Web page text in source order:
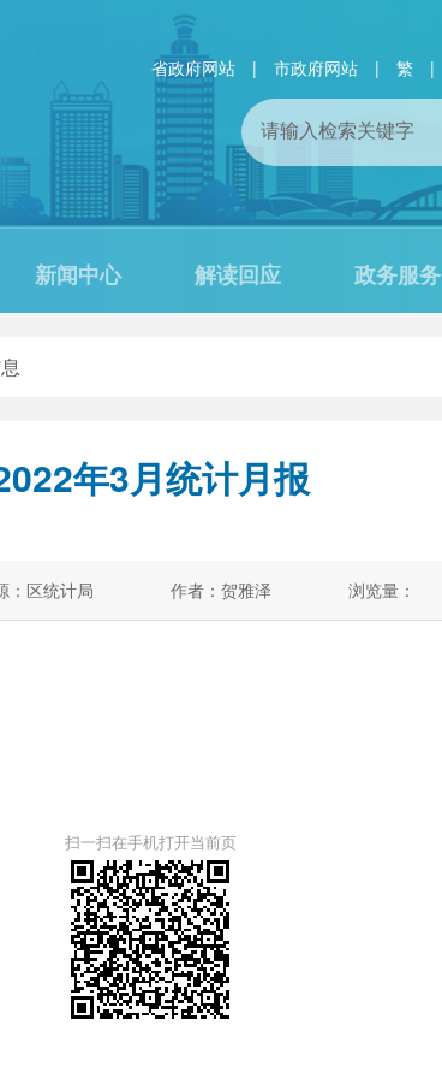
省政府网站 | 市政府网站 | 繁 |
新闻中心 解读回应 政务服务
年3月统计月报
：区统计局 作者：贺雅泽 浏览量：
扫一扫在手机打开当前页